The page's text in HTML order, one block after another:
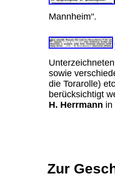
Mannheim".
sowie
die Torarolle)
berücksichtigt
H. Herrmann in
Zur